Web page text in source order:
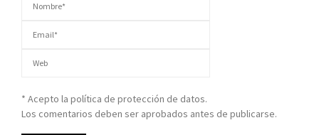
* Acepto la política de protección de datos.
Los comentarios deben ser aprobados antes de publicarse.